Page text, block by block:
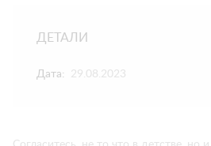
ДЕТАЛИ
Дата: 29.08.2023